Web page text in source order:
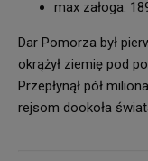
max załoga:
Dar Pomorza był
okrążył ziemię pod
Przepłynął pół
rejsom dookoła